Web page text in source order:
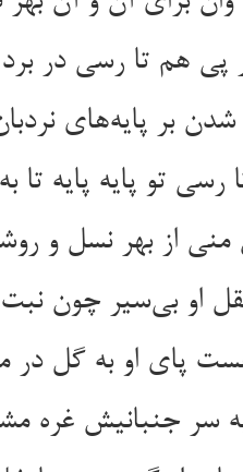
هم تا رسی در
بر پایه‌های
تو پایه پایه تا به
از بهر نسل و
او بی‌سیر چون
پای او به گل در
سر جنبانیش غره